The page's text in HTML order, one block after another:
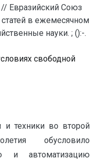
// Евразийский Союз
в ежемесячном
науки. ; ():-.
свободной
и техники во второй
обусловило
и автоматизацию